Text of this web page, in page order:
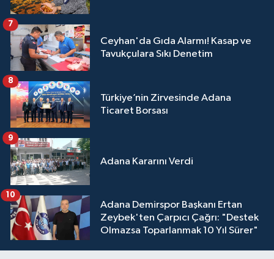
Ceyhan'da Gıda Alarmı! Kasap ve
Tavukçulara Sıkı Denetim
7
Türkiye’nin Zirvesinde Adana
Ticaret Borsası
8
Adana Kararını Verdi
9
Adana Demirspor Başkanı Ertan
Zeybek'ten Çarpıcı Çağrı: "Destek
Olmazsa Toparlanmak 10 Yıl Sürer"
10